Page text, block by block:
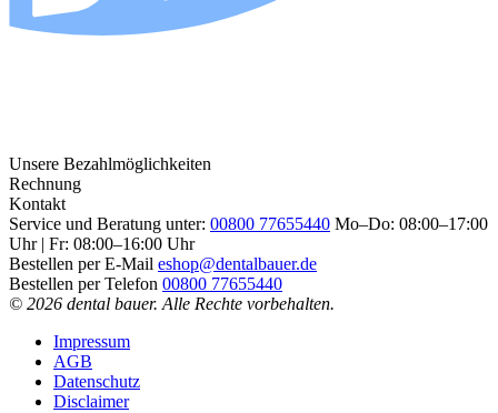
Unsere Bezahlmöglichkeiten
Rechnung
Kontakt
Service und Beratung unter: 00800 77655440 Mo–Do: 08:00–17:00
Uhr | Fr: 08:00–16:00 Uhr
Bestellen per E-Mail eshop@dentalbauer.de
Bestellen per Telefon 00800 77655440
© 2026 dental bauer. Alle Rechte vorbehalten.
Impressum
AGB
Datenschutz
Disclaimer